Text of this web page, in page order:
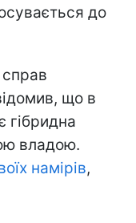
до
справ
що в
гібридна
владою.
намірів,